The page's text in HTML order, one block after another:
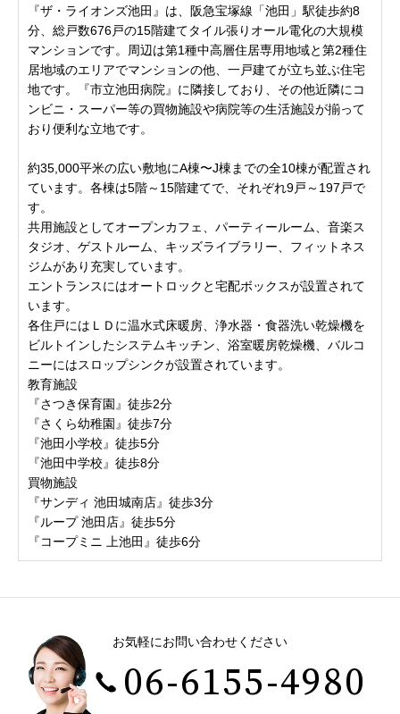
『ザ・ライオンズ池田』は、阪急宝塚線「池田」駅徒歩約8
分、総戸数676戸の15階建てタイル張りオール電化の大規模
マンションです。周辺は第1種中高層住居専用地域と第2種住
居地域のエリアでマンションの他、一戸建てが立ち並ぶ住宅
地です。『市立池田病院』に隣接しており、その他近隣にコ
ンビニ・スーパー等の買物施設や病院等の生活施設が揃って
おり便利な立地です。
約35,000平米の広い敷地にA棟〜J棟までの全10棟が配置され
ています。各棟は5階～15階建てで、それぞれ9戸～197戸で
す。
共用施設としてオープンカフェ、パーティールーム、音楽ス
タジオ、ゲストルーム、キッズライブラリー、フィットネス
ジムがあり充実しています。
エントランスにはオートロックと宅配ボックスが設置されて
います。
各住戸にはＬＤに温水式床暖房、浄水器・食器洗い乾燥機を
ビルトインしたシステムキッチン、浴室暖房乾燥機、バルコ
ニーにはスロップシンクが設置されています。
教育施設
『さつき保育園』徒歩2分
『さくら幼稚園』徒歩7分
『池田小学校』徒歩5分
『池田中学校』徒歩8分
買物施設
『サンディ 池田城南店』徒歩3分
『ループ 池田店』徒歩5分
『コープミニ 上池田』徒歩6分
お気軽にお問い合わせください
06-6155-4980